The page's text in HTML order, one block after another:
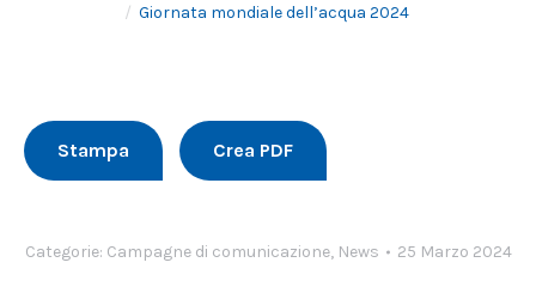
Giornata mondiale dell’acqua 2024
Stampa Crea PDF
Categorie: Campagne di comunicazione, News 25 Marzo 2024